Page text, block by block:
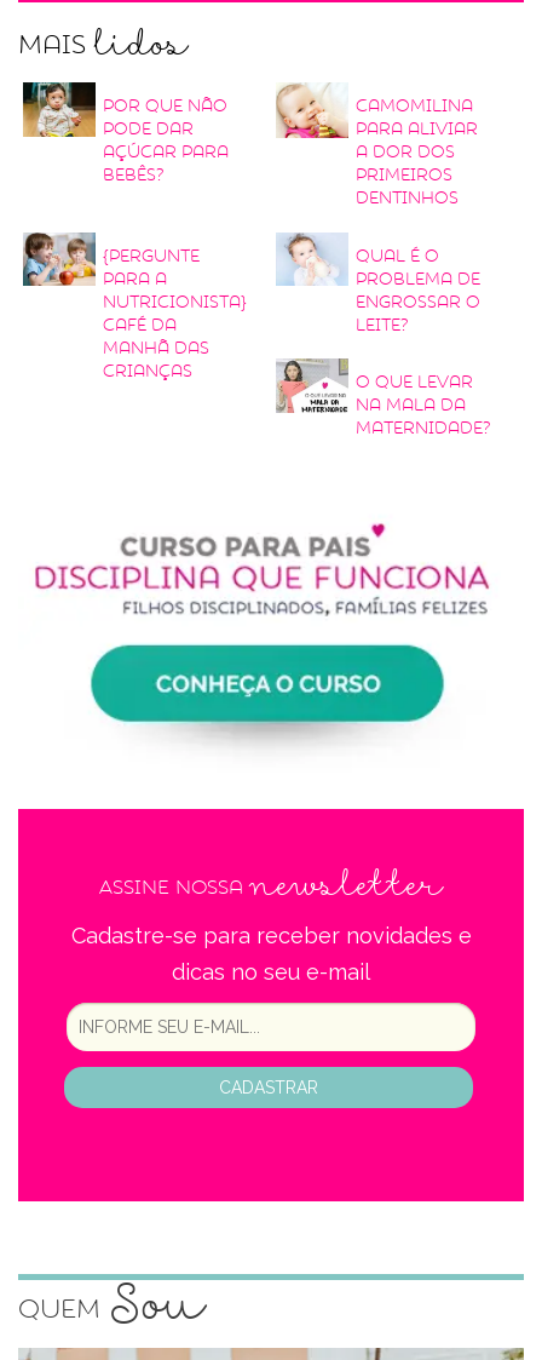
Maislidos
Por que não
pode dar
açúcar para
bebês?
Camomilina
para aliviar
a dor dos
primeiros
dentinhos
{Pergunte
para a
nutricionista}
Café da
manhã das
crianças
Qual é o
problema de
engrossar o
leite?
O que levar
na mala da
maternidade?
Assine nossanewsletter
Cadastre-se para receber novidades e
dicas no seu e-mail
CADASTRAR
Quem Sou